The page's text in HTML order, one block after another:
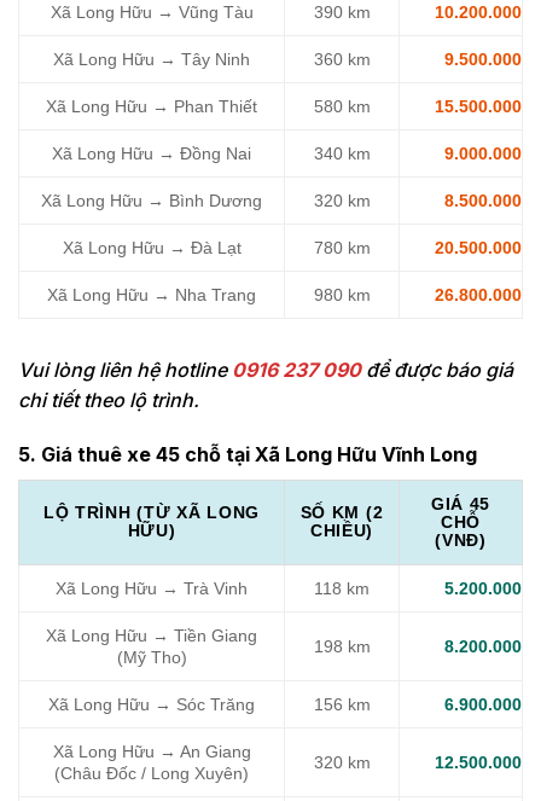
Xã Long Hữu → Vũng Tàu 390 km 10.200.000
Xã Long Hữu → Tây Ninh 360 km 9.500.000
Xã Long Hữu → Phan Thiết 580 km 15.500.000
Xã Long Hữu → Đồng Nai 340 km 9.000.000
Xã Long Hữu → Bình Dương 320 km 8.500.000
Xã Long Hữu → Đà Lạt 780 km 20.500.000
Xã Long Hữu → Nha Trang 980 km 26.800.000
Vui lòng liên hệ hotline 0916 237 090để được báo giá
chi tiết theo lộ trình.
5. Giá thuê xe 45 chỗ tại Xã Long Hữu Vĩnh Long
LỘ TRÌNH (TỪ XÃ LONG
HỮU)
SỐ KM (2
CHIỀU)
GIÁ 45
CHỖ
(VNĐ)
Xã Long Hữu → Trà Vinh 118 km 5.200.000
Xã Long Hữu → Tiền Giang
(Mỹ Tho)
198 km 8.200.000
Xã Long Hữu → Sóc Trăng 156 km 6.900.000
Xã Long Hữu → An Giang
(Châu Đốc / Long Xuyên)
320 km 12.500.000